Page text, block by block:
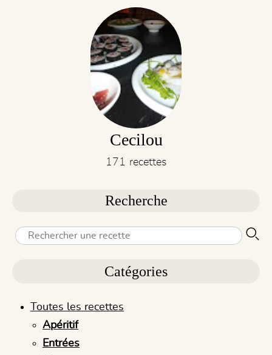
Cecilou
171 recettes
Recherche
Catégories
Toutes les recettes
Apéritif
Entrées